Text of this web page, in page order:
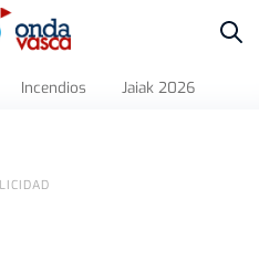
Incendios Jaiak 2026